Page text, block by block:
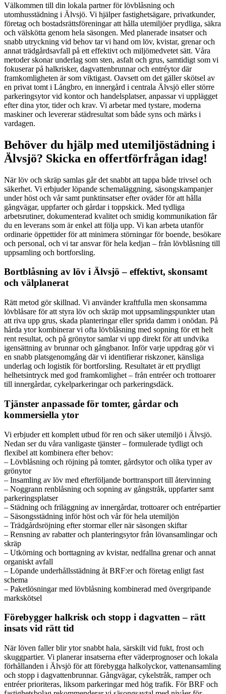
Välkommen till din lokala partner för lövblåsning och
utomhusstädning i Älvsjö. Vi hjälper fastighetsägare, privatkunder,
företag och bostadsrättsföreningar att hålla utemiljöer prydliga, säkra
och välskötta genom hela säsongen. Med planerade insatser och
snabb utryckning vid behov tar vi hand om löv, kvistar, grenar och
annat trädgårdsavfall på ett effektivt och miljömedvetet sätt. Våra
metoder skonar underlag som sten, asfalt och grus, samtidigt som vi
fokuserar på halkrisker, dagvattenbrunnar och entréytor där
framkomligheten är som viktigast. Oavsett om det gäller skötsel av
en privat tomt i Långbro, en innergård i centrala Älvsjö eller större
parkeringsytor vid kontor och handelsplatser, anpassar vi upplägget
efter dina ytor, tider och krav. Vi arbetar med tystare, moderna
maskiner och levererar städresultat som både syns och märks i
vardagen.
Behöver du hjälp med utemiljöstädning i
Älvsjö? Skicka en offertförfrågan idag!
När löv och skräp samlas går det snabbt att tappa både trivsel och
säkerhet. Vi erbjuder löpande schemaläggning, säsongskampanjer
under höst och vår samt punktinsatser efter oväder för att hålla
gångvägar, uppfarter och gårdar i toppskick. Med tydliga
arbetsrutiner, dokumenterad kvalitet och smidig kommunikation får
du en leverans som är enkel att följa upp. Vi kan arbeta utanför
ordinarie öppettider för att minimera störningar för boende, besökare
och personal, och vi tar ansvar för hela kedjan – från lövblåsning till
uppsamling och bortforsling.
Bortblåsning av löv i Älvsjö – effektivt, skonsamt
och välplanerat
Rätt metod gör skillnad. Vi använder kraftfulla men skonsamma
lövblåsare för att styra löv och skräp mot uppsamlingspunkter utan
att riva upp grus, skada planteringar eller sprida damm i onödan. På
hårda ytor kombinerar vi ofta lövblåsning med sopning för ett helt
rent resultat, och på grönytor samlar vi upp direkt för att undvika
igensättning av brunnar och gångbanor. Inför varje uppdrag gör vi
en snabb platsgenomgång där vi identifierar riskzoner, känsliga
underlag och logistik för bortforsling. Resultatet är ett prydligt
helhetsintryck med god framkomlighet – från entréer och trottoarer
till innergårdar, cykelparkeringar och parkeringsdäck.
Tjänster anpassade för tomter, gårdar och
kommersiella ytor
Vi erbjuder ett komplett utbud för ren och säker utemiljö i Älvsjö.
Nedan ser du våra vanligaste tjänster – formulerade tydligt och
flexibel att kombinera efter behov:
– Lövblåsning och röjning på tomter, gårdsytor och olika typer av
grönytor
– Insamling av löv med efterföljande borttransport till återvinning
– Noggrann renblåsning och sopning av gångstråk, uppfarter samt
parkeringsplatser
– Städning och friläggning av innergårdar, trottoarer och entrépartier
– Säsongsstädning inför höst och vår för hela utemiljön
– Trädgårdsröjning efter stormar eller när säsongen skiftar
– Rensning av rabatter och planteringsytor från lövansamlingar och
skräp
– Utkörning och borttagning av kvistar, nedfallna grenar och annat
organiskt avfall
– Löpande underhållsstädning åt BRF:er och företag enligt fast
schema
– Paketlösningar med lövblåsning kombinerad med övergripande
markskötsel
Förebygger halkrisk och stopp i dagvatten – rätt
insats vid rätt tid
När löven faller blir ytor snabbt hala, särskilt vid fukt, frost och
skuggpartier. Vi planerar insatserna efter väderprognoser och lokala
förhållanden i Älvsjö för att förebygga halkolyckor, vattenansamling
och stopp i dagvattenbrunnar. Gångvägar, cykelstråk, ramper och
entréer prioriteras, liksom parkeringar med hög trafik. För BRF och